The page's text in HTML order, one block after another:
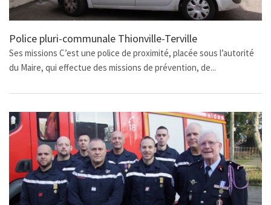
Police pluri-communale Thionville-Terville
Ses missions C’est une police de proximité, placée sous l’autorité
du Maire, qui effectue des missions de prévention, de...